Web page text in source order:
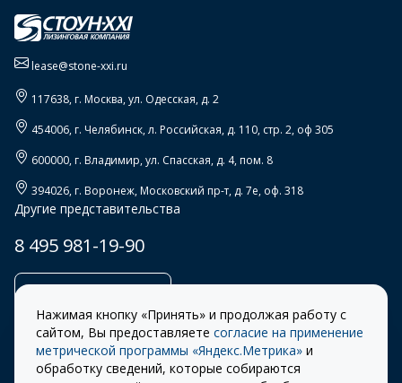
lease@stone-xxi.ru
117638, г. Москва,ул. Одесская, д. 2
454006, г. Челябинск,л. Российская, д. 110, стр. 2, оф 305
600000, г. Владимир,ул. Спасская, д. 4, пом. 8
394026, г. Воронеж,Московский пр-т, д. 7е, оф. 318
Другие представительства
8 495 981-19-90
Нажимая кнопку «Принять» и продолжая работу с
сайтом, Вы предоставляете согласие на применение
метрической программы «Яндекс.Метрика» и
обработку сведений, которые собираются